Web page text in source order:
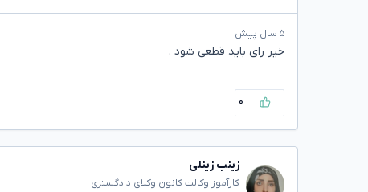
۵ سال پیش
خیر رای باید قطعی شود .
۰
زینب زینلی
کارآموز وکالت کانون وکلای دادگستری